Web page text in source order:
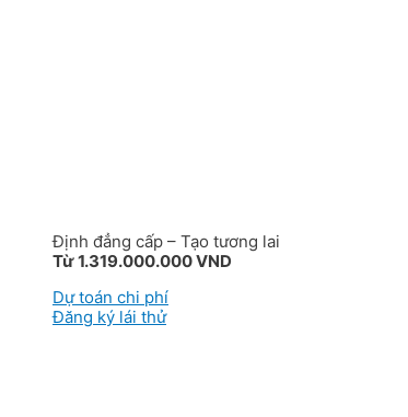
Định đẳng cấp – Tạo tương lai
Từ 1.319.000.000 VND
Dự toán chi phí
Đăng ký lái thử